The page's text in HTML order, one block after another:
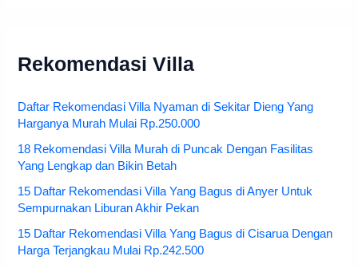
Rekomendasi Villa
Daftar Rekomendasi Villa Nyaman di Sekitar Dieng Yang
Harganya Murah Mulai Rp.250.000
18 Rekomendasi Villa Murah di Puncak Dengan Fasilitas
Yang Lengkap dan Bikin Betah
15 Daftar Rekomendasi Villa Yang Bagus di Anyer Untuk
Sempurnakan Liburan Akhir Pekan
15 Daftar Rekomendasi Villa Yang Bagus di Cisarua Dengan
Harga Terjangkau Mulai Rp.242.500